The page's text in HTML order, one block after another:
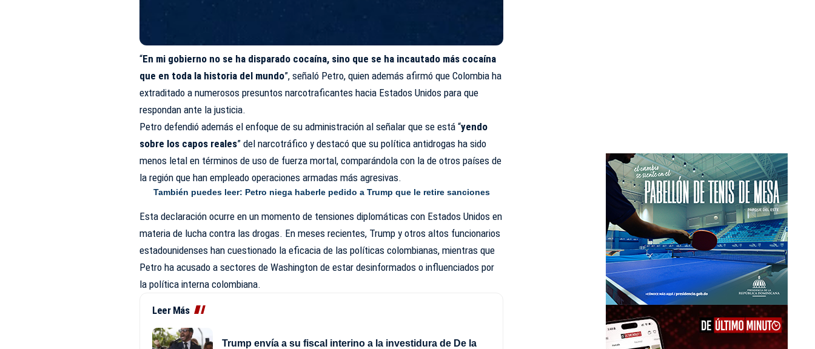
“En mi gobierno no se ha disparado cocaína, sino que se ha incautado más cocaína
que en toda la historia del mundo”, señaló Petro, quien además afirmó que Colombia ha
extraditado a numerosos presuntos narcotraficantes hacia Estados Unidos para que
respondan ante la justicia.
Petro defendió además el enfoque de su administración al señalar que se está “yendo
sobre los capos reales” del narcotráfico y destacó que su política antidrogas ha sido
menos letal en términos de uso de fuerza mortal, comparándola con la de otros países de
la región que han empleado operaciones armadas más agresivas.
También puedes leer: Petro niega haberle pedido a Trump que le retire sanciones
Esta declaración ocurre en un momento de tensiones diplomáticas con Estados Unidos en
materia de lucha contra las drogas. En meses recientes, Trump y otros altos funcionarios
estadounidenses han cuestionado la eficacia de las políticas colombianas, mientras que
Petro ha acusado a sectores de Washington de estar desinformados o influenciados por
la política interna colombiana.
Leer Más
Trump envía a su fiscal interino a la investidura de De la